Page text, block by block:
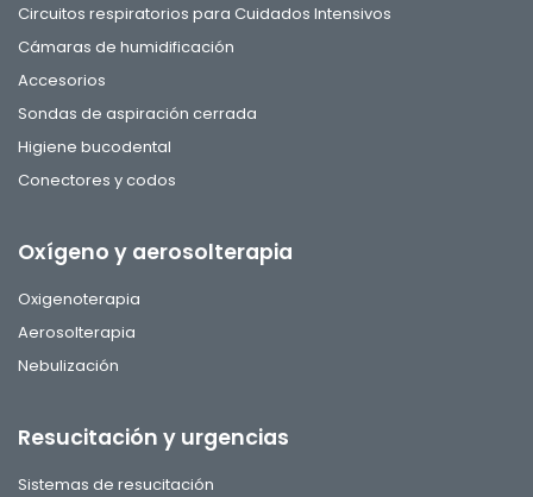
Circuitos respiratorios para Cuidados Intensivos
Cámaras de humidificación
Accesorios
Sondas de aspiración cerrada
Higiene bucodental
Conectores y codos
Oxígeno y aerosolterapia
Oxigenoterapia
Aerosolterapia
Nebulización
Resucitación y urgencias
Sistemas de resucitación